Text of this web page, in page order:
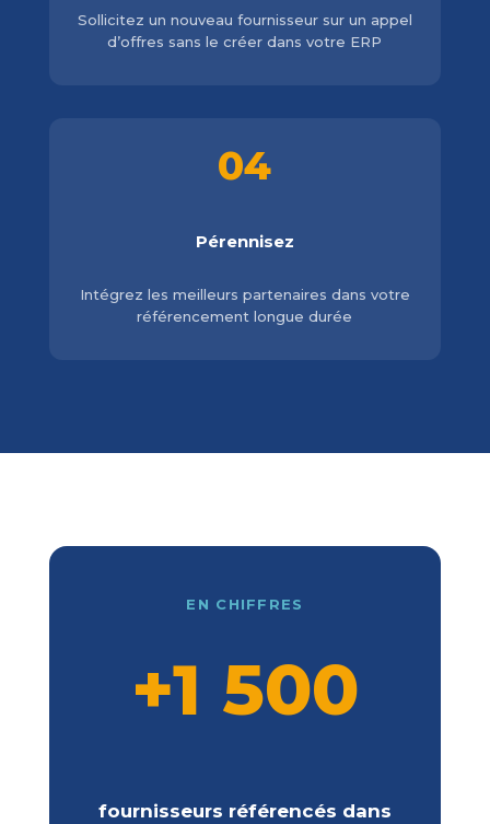
Sollicitez un nouveau fournisseur sur un appel
d’offres sans le créer dans votre ERP
04
Pérennisez
Intégrez les meilleurs partenaires dans votre
référencement longue durée
EN CHIFFRES
+1 500
fournisseurs référencés dans